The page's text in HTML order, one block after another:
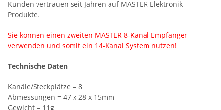
Kunden vertrauen seit Jahren auf MASTER Elektronik
Produkte.
Sie können einen zweiten MASTER 8-Kanal Empfänger
verwenden und somit ein 14-Kanal System nutzen!
Technische Daten
Kanäle/Steckplätze = 8
Abmessungen = 47 x 28 x 15mm
Gewicht = 11g